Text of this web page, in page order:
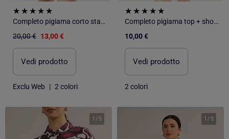
Completo pigiama corto stampato - 2 pezzi
20,00 € 13,00 €
Vedi prodotto
Exclu Web | 2 colori
Completo pigiama top + shorts in jersey di cotone
10,00 €
Vedi prodotto
2 colori
1 / 5 1 / 5